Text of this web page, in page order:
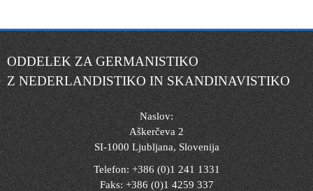
ODDELEK ZA GERMANISTIKO
Z NEDERLANDISTIKO IN SKANDINAVISTIKO
Naslov:
Aškerčeva 2
SI-1000 Ljubljana, Slovenija
Telefon: +386 (0)1 241 1331
Faks: +386 (0)1 4259 337